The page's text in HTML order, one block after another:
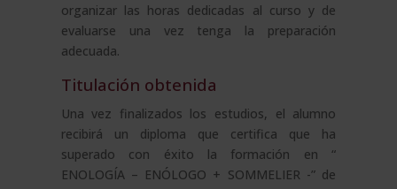
organizar las horas dedicadas al curso y de
evaluarse una vez tenga la preparación
adecuada.
Titulación obtenida
Una vez finalizados los estudios, el alumno
recibirá un diploma que certifica que ha
superado con éxito la formación en “
ENOLOGÍA – ENÓLOGO + SOMMELIER -” de